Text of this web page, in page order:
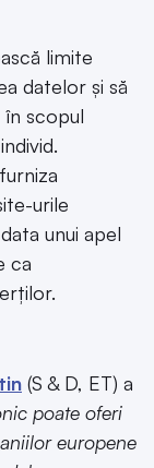
limite
datelor și să
în scopul
urile
unui apel
ca
(S & D, ET) a
poate oferi
europene